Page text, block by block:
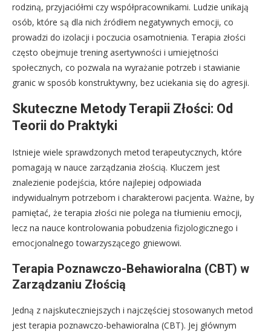
rodziną, przyjaciółmi czy współpracownikami. Ludzie unikają
osób, które są dla nich źródłem negatywnych emocji, co
prowadzi do izolacji i poczucia osamotnienia. Terapia złości
często obejmuje trening asertywności i umiejętności
społecznych, co pozwala na wyrażanie potrzeb i stawianie
granic w sposób konstruktywny, bez uciekania się do agresji.
Skuteczne Metody Terapii Złości: Od
Teorii do Praktyki
Istnieje wiele sprawdzonych metod terapeutycznych, które
pomagają w nauce zarządzania złością. Kluczem jest
znalezienie podejścia, które najlepiej odpowiada
indywidualnym potrzebom i charakterowi pacjenta. Ważne, by
pamiętać, że terapia złości nie polega na tłumieniu emocji,
lecz na nauce kontrolowania pobudzenia fizjologicznego i
emocjonalnego towarzyszącego gniewowi.
Terapia Poznawczo-Behawioralna (CBT) w
Zarządzaniu Złością
Jedną z najskuteczniejszych i najczęściej stosowanych metod
jest terapia poznawczo-behawioralna (CBT). Jej głównym